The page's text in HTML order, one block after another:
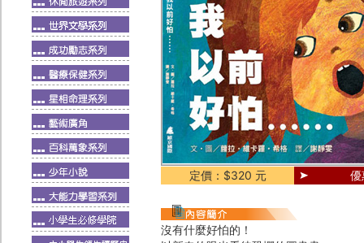
定價：$320 元
沒有什麼好怕的！